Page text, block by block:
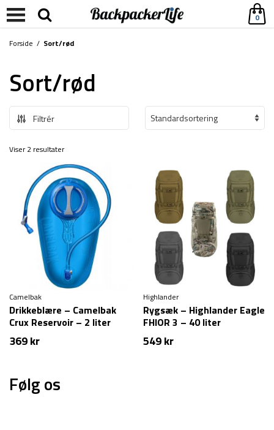
0
Forside / Sort/rød
Sort/rød
Filtrér
Viser 2 resultater
Camelbak
Drikkeblære – Camelbak
Crux Reservoir – 2 liter
369kr
Highlander
Rygsæk – Highlander Eagle
FHIOR 3 – 40 liter
549kr
Følg os